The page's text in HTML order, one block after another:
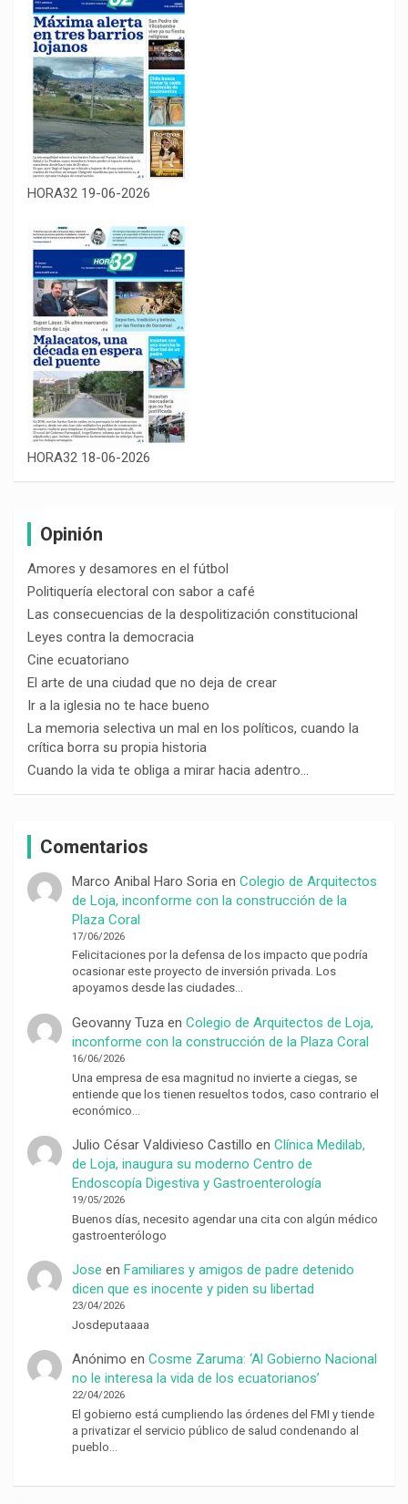
HORA32 19-06-2026
HORA32 18-06-2026
Opinión
Amores y desamores en el fútbol
Politiquería electoral con sabor a café
Las consecuencias de la despolitización constitucional
Leyes contra la democracia
Cine ecuatoriano
El arte de una ciudad que no deja de crear
Ir a la iglesia no te hace bueno
La memoria selectiva un mal en los políticos, cuando la
crítica borra su propia historia
Cuando la vida te obliga a mirar hacia adentro…
Comentarios
Marco Anibal Haro Soriaen Colegio de Arquitectos
de Loja, inconforme con la construcción de la
Plaza Coral
17/06/2026
Felicitaciones por la defensa de los impacto que podría
ocasionar este proyecto de inversión privada. Los
apoyamos desde las ciudades…
Geovanny Tuzaen Colegio de Arquitectos de Loja,
inconforme con la construcción de la Plaza Coral
16/06/2026
Una empresa de esa magnitud no invierte a ciegas, se
entiende que los tienen resueltos todos, caso contrario el
económico…
Julio César Valdivieso Castillo en Clínica Medilab,
de Loja, inaugura su moderno Centro de
Endoscopía Digestiva y Gastroenterología
19/05/2026
Buenos días, necesito agendar una cita con algún médico
gastroenterólogo
Jose en Familiares y amigos de padre detenido
dicen que es inocente y piden su libertad
23/04/2026
Josdeputaaaa
Anónimo en Cosme Zaruma: ‘Al Gobierno Nacional
no le interesa la vida de los ecuatorianos’
22/04/2026
El gobierno está cumpliendo las órdenes del FMI y tiende
a privatizar el servicio público de salud condenando al
pueblo…